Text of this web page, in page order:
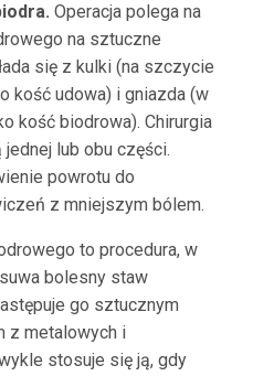
Operacja polega na
na sztuczne
się z kulki (na szczycie
kość udowa) i gniazda (w
kość biodrowa). Chirurgia
lub obu części.
powrotu do
z mniejszym bólem.
to procedura, w
bolesny staw
go sztucznym
z metalowych i
stosuje się ją, gdy